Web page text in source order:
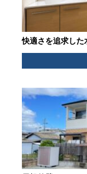
快適さを追求した